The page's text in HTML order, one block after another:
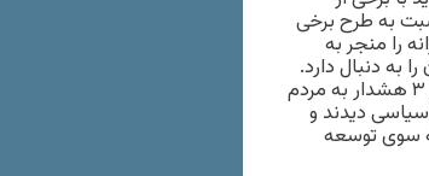
به طرح برخی
را منجر به
به دنبال دارد.
آنها در این نامه از ۵ دلیل خود برای رای دادن به روحانی نوشتند؛ دلایلی که حاوی ۳ هشدار به مردم
دو جریان سیاسی دیدند و
سوی توسعه